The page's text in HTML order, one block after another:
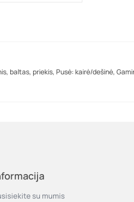
baltas, priekis, Pusė: kairė/dešinė,
su mumis